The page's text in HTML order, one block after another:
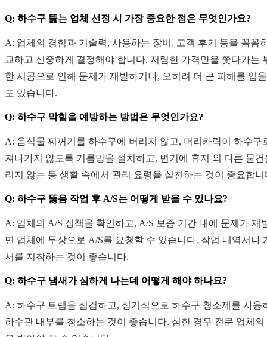
Q: 하수구 뚫는 업체 선정 시 가장 중요한 점은 무엇인가요?
A: 업체의 경험과 기술력, 사용하는 장비, 고객 후기 등을 꼼꼼
교하고 신중하게 결정해야 합니다. 저렴한 가격만을 쫓다가는
한 시공으로 인해 문제가 재발하거나, 오히려 더 큰 피해를 입
도 있습니다.
Q: 하수구 막힘을 예방하는 방법은 무엇인가요?
A: 음식물 찌꺼기를 하수구에 버리지 않고, 머리카락이 하수구
져나가지 않도록 거름망을 설치하고, 변기에 휴지 외 다른 물건
리지 않는 등 생활 속에서 관리 요령을 실천하는 것이 중요합니
Q: 하수구 뚫음 작업 후 A/S는 어떻게 받을 수 있나요?
A: 업체의 A/S 정책을 확인하고, A/S 보증 기간 내에 문제가 재
면 업체에 무상으로 A/S를 요청할 수 있습니다. 작업 내역서나
서를 지참하는 것이 좋습니다.
Q: 하수구 냄새가 심하게 나는데 어떻게 해야 하나요?
A: 하수구 트랩을 점검하고, 정기적으로 하수구 청소제를 사용
하수관 내부를 청소하는 것이 좋습니다. 심한 경우 전문 업체의